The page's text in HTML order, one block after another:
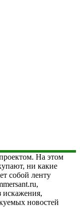
На этом
ни какие
собой ленту
искажения,
новостей